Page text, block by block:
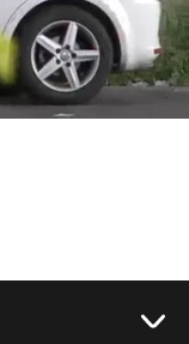
de su acera:
también me